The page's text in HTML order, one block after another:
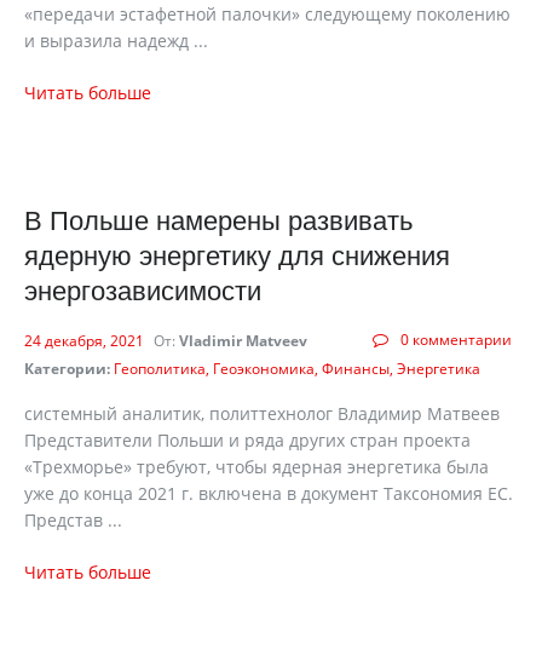
«передачи эстафетной палочки» следующему поколению
и выразила надежд ...
Читать больше
В Польше намерены развивать
ядерную энергетику для снижения
энергозависимости
0 комментарии
24 декабря, 2021 От: Vladimir Matveev
Категории: Геополитика Геоэкономика Финансы Энергетика
системный аналитик, политтехнолог Владимир Матвеев
Представители Польши и ряда других стран проекта
«Трехморье» требуют, чтобы ядерная энергетика была
уже до конца 2021 г. включена в документ Таксономия ЕС.
Представ ...
Читать больше